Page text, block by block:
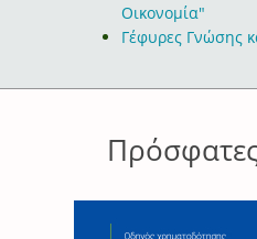
Οικονομία"
Γέφυρες Γνώσης